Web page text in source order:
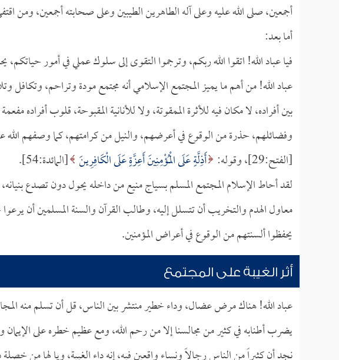
أجمعين، صلى الله عليه وعلى آله الطاهرين الطيبين وعلى صحابته أجمعين، ومن
أما بعد:
فيا عباد الله! اتقوا الله ربكم، وترجموا التقوى إلى سلوك عملي في أمور
عباد الله! من أهم ما يميز المجتمع الإسلامي أنه مجتمع مودة وتراحم، وتكافل
بين أفراده، لا مكان فيه للأثرة الممقوتة، ولا للأنانية المقبوحة، قلوب أفراده
وفضائلهم، حذرة من الوقوع في أعرضهم، والنيل من كرامتهم، كما وصفهم
[الفتح:29]، وقوله:
أَذِلَّةٍ عَلَى الْمُؤْمِنِينَ أَعِزَّةٍ عَلَى الْكَافِرِينَ [المائدة:54].
لقد أحاط الإسلام المجتمع المسلم بسياج منيع من داخله يحول دون تصدع بنيانه،
معاول الهدم والتخريب أن تتسلل إليه، وطالب القرآن والسنة المسلمين أن
يحفظوا ألسنتهم من الوقوع في أعراض المؤمنين.
أثر الغيبة على المجتمع
عباد الله! هناك مرض عضال، وداء خطير منتشر بين الناس، قل أن تسلم منه
يضرب أطنابه في كثير من مجالسنا إلا من رحم الله، ومع عظيم خطره على الإيمان